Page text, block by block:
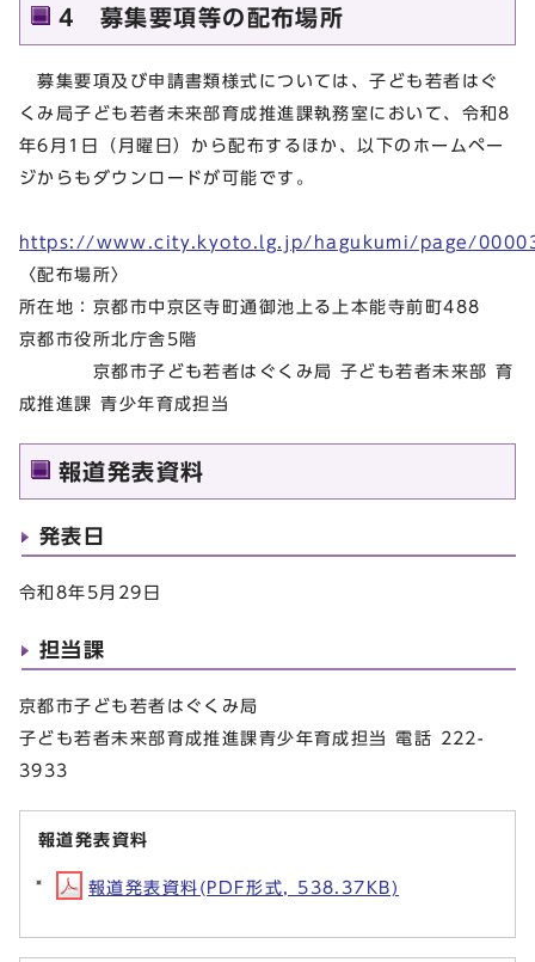
4 募集要項等の配布場所
募集要項及び申請書類様式については、子ども若者はぐ
くみ局子ども若者未来部育成推進課執務室において、令和8
年6月1日（月曜日）から配布するほか、以下のホームペー
ジからもダウンロードが可能です。
https://www.city.kyoto.lg.jp/hagukumi/page/
〈配布場所〉
所在地：京都市中京区寺町通御池上る上本能寺前町488
京都市役所北庁舎5階
京都市子ども若者はぐくみ局 子ども若者未来部 育
成推進課 青少年育成担当
報道発表資料
発表日
令和8年5月29日
担当課
京都市子ども若者はぐくみ局
子ども若者未来部育成推進課青少年育成担当 電話 222-
3933
報道発表資料
報道発表資料(PDF形式, 538.37KB)